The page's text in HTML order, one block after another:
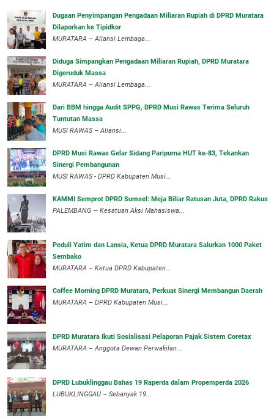
‎Dugaan Penyimpangan Pengadaan Miliaran Rupiah di DPRD Muratara
Dilaporkan ke Tipidkor
‎MURATARA – Aliansi Lembaga...
Diduga Simpangkan Pengadaan Miliaran Rupiah, DPRD Muratara
Digeruduk Massa
‎MURATARA – Aliansi Lembaga...
Dari BBM hingga Audit SPPG, DPRD Musi Rawas Terima Seluruh
Tuntutan Massa
MUSI RAWAS – Aliansi...
DPRD Musi Rawas Gelar Sidang Paripurna HUT ke-83, Tekankan
Sinergi Pembangunan
MUSI RAWAS - DPRD Kabupaten Musi...
KAMMI Semprot DPRD Sumsel: Meja Biliar Ratusan Juta, DPRD Rakus
PALEMBANG — Kesatuan Aksi Mahasiswa...
Peduli Yatim dan Lansia, Ketua DPRD Muratara Salurkan 1000 Paket
Sembako
MURATARA – Ketua DPRD Kabupaten...
Coffee Morning DPRD Muratara, Perkuat Sinergi Membangun Daerah
MURATARA – DPRD Kabupaten Musi...
DPRD Muratara Ikuti Sosialisasi Pelaporan Pajak Sistem Coretax
MURATARA – Anggota Dewan Perwakilan...
DPRD Lubuklinggau Bahas 19 Raperda dalam Propemperda 2026
LUBUKLINGGAU – Sebanyak 19...